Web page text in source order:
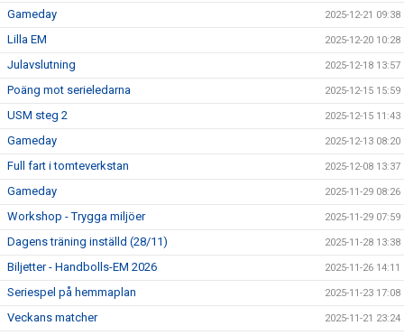
Gameday 2025-12-21 09:38
Lilla EM 2025-12-20 10:28
Julavslutning 2025-12-18 13:57
Poäng mot serieledarna 2025-12-15 15:59
USM steg 2 2025-12-15 11:43
Gameday 2025-12-13 08:20
Full fart i tomteverkstan 2025-12-08 13:37
Gameday 2025-11-29 08:26
Workshop - Trygga miljöer 2025-11-29 07:59
Dagens träning inställd (28/11) 2025-11-28 13:38
Biljetter - Handbolls-EM 2026 2025-11-26 14:11
Seriespel på hemmaplan 2025-11-23 17:08
Veckans matcher 2025-11-21 23:24